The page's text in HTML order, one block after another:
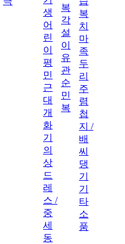
생
어
린
이
평
민
근
대
개
화
기
의
상
드
레
스 /
중
세
동
복
각
설
이
유
관
순
민
복
복
치
마
족
두
리
주
렴
첩
지 /
배
씨
댕
기
기
타
소
품